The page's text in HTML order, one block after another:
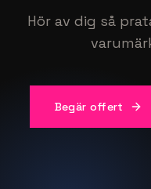
Hör av dig så
Begär offert